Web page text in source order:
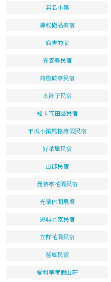
無名小築
麗敦極品美宿
麻吉的家
真善美民宿
荷風藍亭民宿
水鈴子民宿
知卡宣田園民宿
干城小鎮風格渡假民宿
好萊屋民宿
山郡民宿
曼特寧花園民宿
光華休閒農場
恩典之家民宿
立群花園民宿
慈惠民宿
愛和華渡假山莊